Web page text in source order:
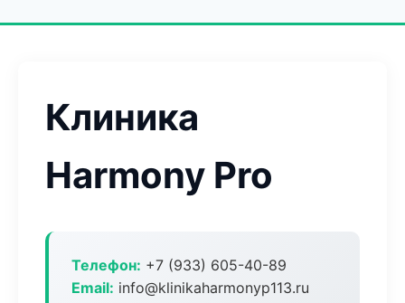
Клиника
Harmony Pro
Телефон: +7 (933) 605-40-89
Email: info@klinikaharmonyp113.ru